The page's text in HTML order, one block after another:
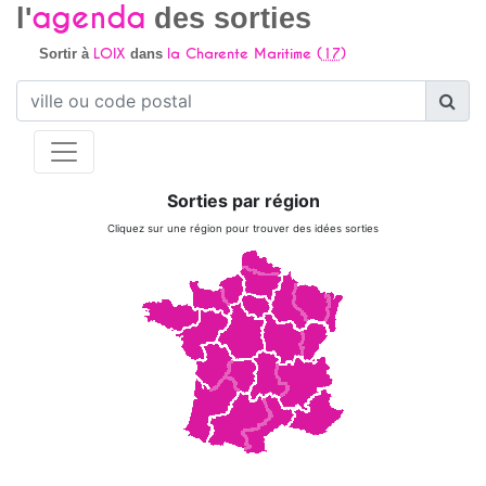
l'agenda des sorties
Sortir à LOIX dans la Charente Maritime (17)
Sorties par région
Cliquez sur une région pour trouver des idées sorties